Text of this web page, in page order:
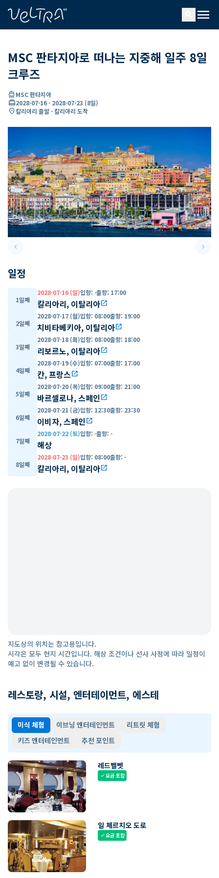
menu
MSC 판타지아로 떠나는 지중해 일주 8일
크루즈
directions_boatMSC 판타지아
card_travel2028-07-16- 2028-07-23 (8일)
location_on칼리아리 출발 - 칼리아리 도착
keyboard_arrow_leftPrevious slide keyboard_arrow_right
일정
1일째
2028-07-16 (일)입항: -출항: 17:00
칼리아리, 이탈리아open_in_new
2일째
2028-07-17 (월)입항: 08:00출항: 19:00
치비타베키아, 이탈리아open_in_new
3일째
2028-07-18 (화)입항: 08:00출항: 18:00
리보르노, 이탈리아open_in_new
4일째
2028-07-19 (수)입항: 07:00출항: 17:00
칸, 프랑스open_in_new
5일째
2028-07-20 (목)입항: 09:00출항: 21:00
바르셀로나, 스페인open_in_new
6일째
2028-07-21 (금)입항: 12:30출항: 23:30
이비자, 스페인open_in_new
7일째
2028-07-22 (토)입항: -출항: -
해상
8일째
2028-07-23 (일)입항: 08:00출항: -
칼리아리, 이탈리아open_in_new
지도상의 위치는 참고용입니다.
시각은 모두 현지 시간입니다. 해상 조건이나 선사 사정에 따라 일정이
예고 없이 변경될 수 있습니다.
레스토랑, 시설, 엔터테이먼트, 에스테
미식 체험 이브닝 엔터테인먼트
리트릿 체험
키즈 엔터테인먼트
추천 포인트
레드벨벳
check요금 포함
일 체르치오 도로
check요금 포함